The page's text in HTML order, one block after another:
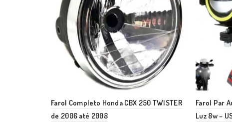
Farol Completo Honda CBX 250 TWISTER
de 2006 até 2008
Farol Par
Luz 8w –